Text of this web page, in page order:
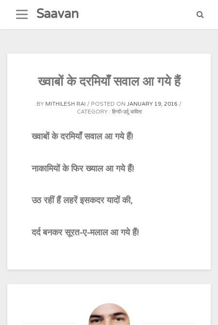
content
Saavan
ख्वाबों के दरमियाँ सवाल आ गये हैं
BY MITHILESH RAI POSTED ON JANUARY 19, 2016
CATEGORY : हिन्दी-उर्दू कविता
ख्वाबों के दरमियाँ सवाल आ गये हैं!
नाकामियों के फिर ख्याल आ गये हैं!
उठ रहीं हैं लहरें इसकदर यादों की,
दर्द बनकर सूरत-ए-मलाल आ गये हैं!